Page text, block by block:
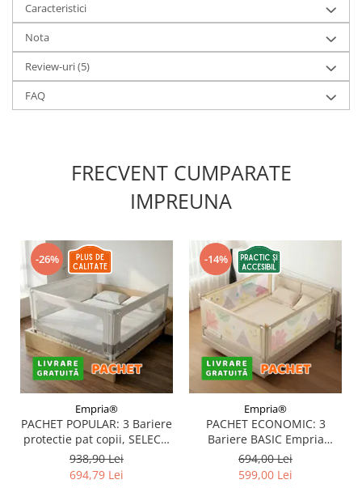
Caracteristici
Nota
Review-uri(5)
FAQ
FRECVENT CUMPARATE
IMPREUNA
-26%
Empria®
PACHET POPULAR: 3 Bariere
protectie pat copii, SELECT,
160x200 cm
938,90 Lei
694,79 Lei
-14%
Empria®
PACHET ECONOMIC: 3
Bariere BASIC Empria
protectie pat 160X200 cm +
bara stabilizatoare
694,00 Lei
599,00 Lei